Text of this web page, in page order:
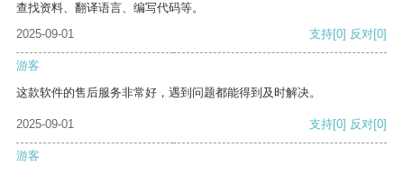
查找资料、翻译语言、编写代码等。
2025-09-01
支持[0] 反对[0]
游客
这款软件的售后服务非常好，遇到问题都能得到及时解决。
2025-09-01 支持[0] 反对[0]
游客